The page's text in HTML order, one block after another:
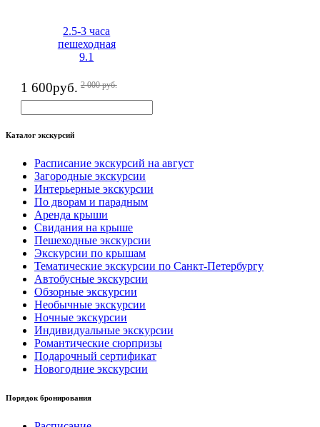
2.5-3 часа
пешеходная
9.1
1 600руб. 2 000руб.
Каталог экскурсий
Расписание экскурсий на август
Загородные экскурсии
Интерьерные экскурсии
По дворам и парадным
Аренда крыши
Свидания на крыше
Пешеходные экскурсии
Экскурсии по крышам
Тематические экскурсии по Санкт-Петербургу
Автобусные экскурсии
Обзорные экскурсии
Необычные экскурсии
Ночные экскурсии
Индивидуальные экскурсии
Романтические сюрпризы
Подарочный сертификат
Новогодние экскурсии
Порядок бронирования